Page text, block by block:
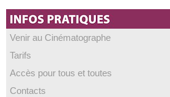
Venir au Cinématographe
Tarifs
Accès pour tous et toutes
Contacts